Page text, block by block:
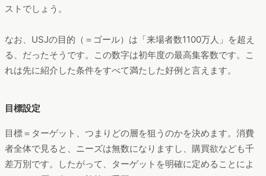
ストでしょう。
なお、USJの目的（＝ゴール）は「来場者数1100万人」を超え
る、だったそうです。この数字は初年度の最高集客数です。こ
れは先に紹介した条件をすべて満たした好例と言えます。
目標設定
目標＝ターゲット、つまりどの層を狙うのかを決めます。消費
者全体で見ると、ニーズは無数になりますし、購買欲なども千
差万別です。したがって、ターゲットを明確に定めることによ